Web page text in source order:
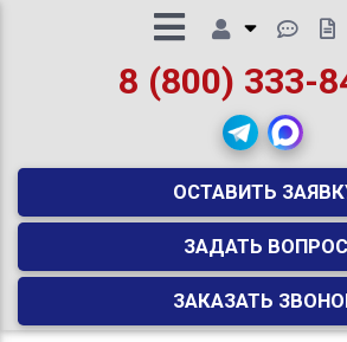
8 (800) 333-
ОСТАВИТЬ
ЗАДАТЬ ВОПРОС
ЗАКАЗАТЬ